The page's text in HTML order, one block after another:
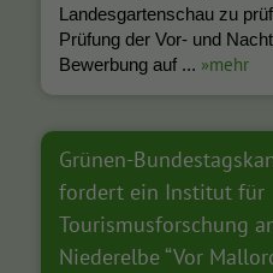
Landesgartenschau zu
Prüfung der Vor- und
Bewerbung auf ... »mehr
Grünen-
fordert ein Institut für
Tourismusforschung
Niederelbe “Vor